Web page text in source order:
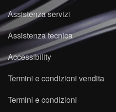
Assistenza servizi
Assistenza tecnica
Accessibility
Termini e condizioni vendita
Termini e condizioni